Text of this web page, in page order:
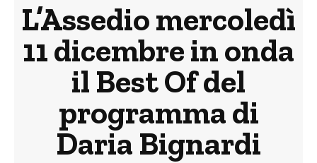
L’Assedio mercoledì
11 dicembre in onda
il Best Of del
programma di
Daria Bignardi